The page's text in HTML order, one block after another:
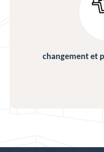
changement et